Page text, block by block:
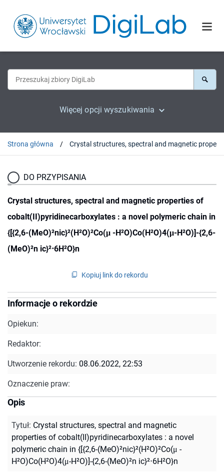
Więcej opcji wyszukiwania
Strona główna
DO PRZYPISANIA
Crystal structures, spectral and magnetic properties of
cobalt(II)pyridinecarboxylates : a novel polymeric chain in
{[{2,6-(MeO)²nic}²(H²O)²Co(μ -H²O)Co(H²O)4(μ-H²O)]-{2,6-
(MeO)²n ic}²⋅6H²O}n
Kopiuj link do rekordu
Informacje o rekordzie
Opiekun:
Redaktor:
Utworzenie rekordu: 08.06.2022, 22:53
Oznaczenie praw:
Opis
Tytuł: Crystal structures, spectral and magnetic
properties of cobalt(II)pyridinecarboxylates : a novel
polymeric chain in {[{2,6-(MeO)²nic}²(H²O)²Co(μ -
H²O)Co(H²O)4(μ-H²O)]-{2,6-(MeO)²n ic}²⋅6H²O}n